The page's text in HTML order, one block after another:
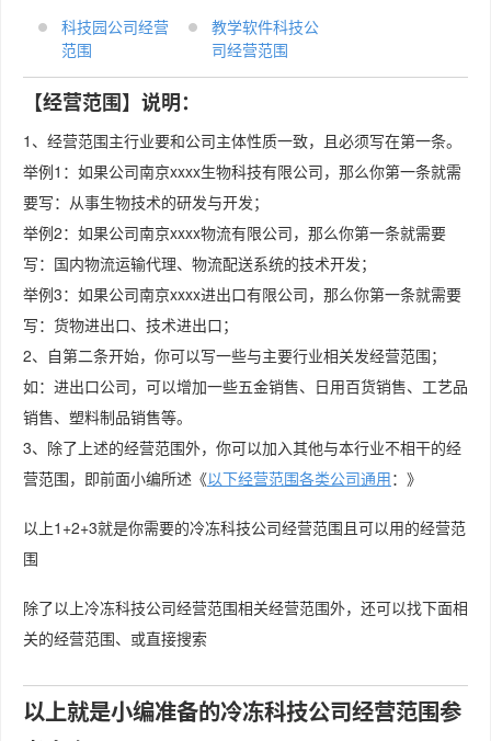
科技园公司经营
范围
教学软件科技公
司经营范围
【经营范围】说明：
1、经营范围主行业要和公司主体性质一致，且必须写在第一条。
举例1：如果公司南京xxxx生物科技有限公司，那么你第一条就需
要写：从事生物技术的研发与开发；
举例2：如果公司南京xxxx物流有限公司，那么你第一条就需要
写：国内物流运输代理、物流配送系统的技术开发；
举例3：如果公司南京xxxx进出口有限公司，那么你第一条就需要
写：货物进出口、技术进出口；
2、自第二条开始，你可以写一些与主要行业相关发经营范围；
如：进出口公司，可以增加一些五金销售、日用百货销售、工艺品
销售、塑料制品销售等。
3、除了上述的经营范围外，你可以加入其他与本行业不相干的经
营范围，即前面小编所述《以下经营范围各类公司通用：》
以上1+2+3就是你需要的冷冻科技公司经营范围且可以用的经营范
围
除了以上冷冻科技公司经营范围相关经营范围外，还可以找下面相
关的经营范围、或直接搜索
以上就是小编准备的冷冻科技公司经营范围参